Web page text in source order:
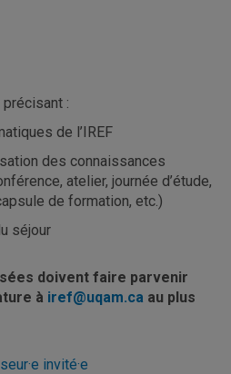
:
de l’IREF
des connaissances
atelier, journée d’étude,
de formation, etc.)
séjour
doivent faire parvenir
à iref@uqam.ca au plus
invité·e